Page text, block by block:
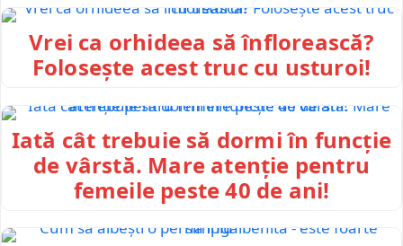
Vrei ca orhideea să înflorească?
Folosește acest truc cu usturoi!
Iată cât trebuie să dormi în funcție
de vârstă. Mare atenție pentru
femeile peste 40 de ani!